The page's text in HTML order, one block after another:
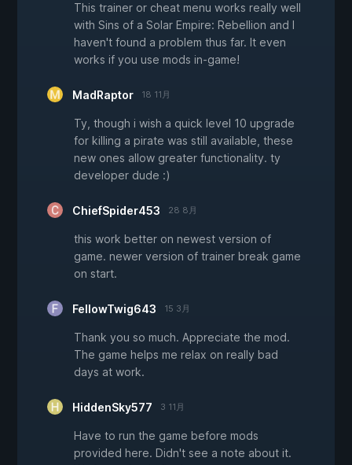
This trainer or cheat menu works really well
with Sins of a Solar Empire: Rebellion and I
haven't found a problem thus far. It even
works if you use mods in-game!
MadRaptor 18 11月
Ty, though i wish a quick level 10 upgrade
for killing a pirate was still available, these
new ones allow greater functionality. ty
developer dude :)
ChiefSpider453 28 8月
this work better on newest version of
game. newer version of trainer break game
on start.
FellowTwig643 15 3月
Thank you so much. Appreciate the mod.
The game helps me relax on really bad
days at work.
HiddenSky577 3 11月
Have to run the game before mods
provided here. Didn't see a note about it.